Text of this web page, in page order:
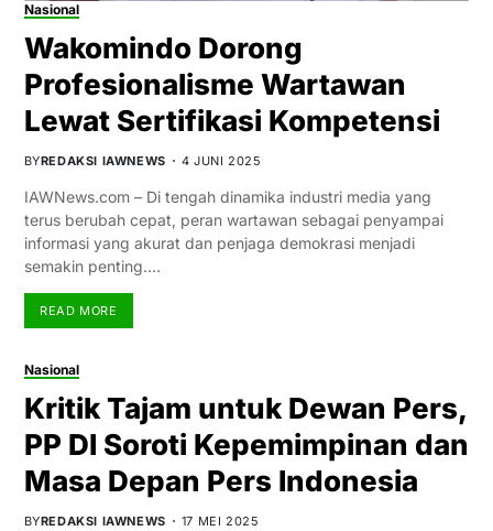
Nasional
Wakomindo Dorong
Profesionalisme Wartawan
Lewat Sertifikasi Kompetensi
BYREDAKSI IAWNEWS 4 JUNI 2025
IAWNews.com – Di tengah dinamika industri media yang
terus berubah cepat, peran wartawan sebagai penyampai
informasi yang akurat dan penjaga demokrasi menjadi
semakin penting.…
READ MORE
Nasional
Kritik Tajam untuk Dewan Pers,
PP DI Soroti Kepemimpinan dan
Masa Depan Pers Indonesia
BYREDAKSI IAWNEWS 17 MEI 2025